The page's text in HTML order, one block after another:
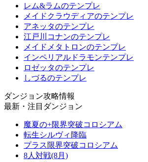
レム&ラムのテンプレ
メイドクラウディアのテンプレ
アネッタのテンプレ
江戸川コナンのテンプレ
メイドメタトロンのテンプレ
インペリアルドラモンテンプレ
ロゼッタのテンプレ
しづるのテンプレ
ダンジョン攻略情報
最新・注目ダンジョン
魔夏の+限界突破コロシアム
転生シルヴィ降臨
プラス限界突破コロシアム
8人対戦(8月)